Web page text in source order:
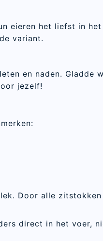
eieren het liefst in het
variant.
en naden. Gladde
jezelf!
Door alle
direct in het voer,